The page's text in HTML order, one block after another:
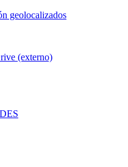
geolocalizados
(externo)